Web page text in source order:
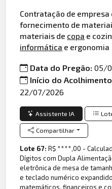
Contratação de
fornecimento de
materiais de copa e
informática e ergonomia
Data do Pregão:05/
Início do
22/07/2026
Assistente IA
Compartilhar
Lote 67:R$ ****,00 -
Dígitos com Dupla
eletrônica de mesa de
e teclado numérico
matemáticos, financeiros e